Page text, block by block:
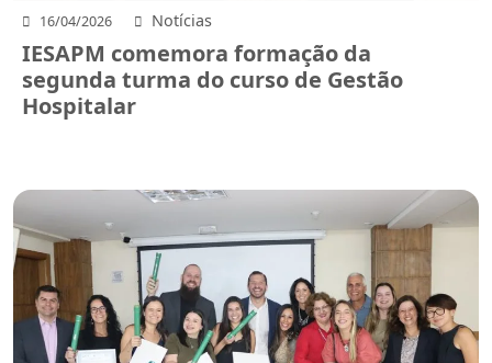
16/04/2026 Notícias
IESAPM comemora formação da
segunda turma do curso de Gestão
Hospitalar